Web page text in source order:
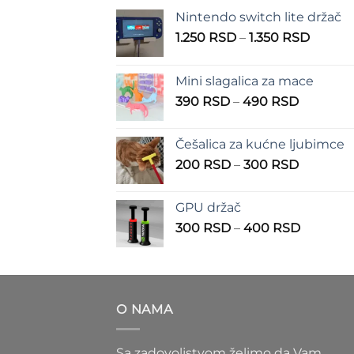
Nintendo switch lite držač
1.250 RSD – 1.350 RSDRaspon
1.250
Mini slagalica za mace
390 RSD – 490 RSDRaspon
390 RSD
do
Češalica za kućne ljubimce
200 RSD – 300 RSDRaspon
do
GPU držač
300 RSD – 400 RSDRaspon
300 RSD
O NAMA